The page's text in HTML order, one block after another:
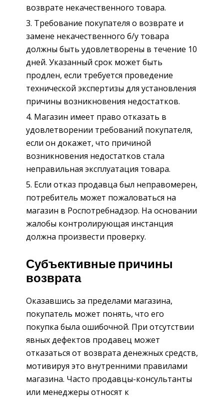
возврате некачественного товара.
Требование покупателя о возврате и
замене некачественного б/у товара
должны быть удовлетворены в течение 10
дней. Указанный срок может быть
продлен, если требуется проведение
технической экспертизы для установления
причины возникновения недостатков.
Магазин имеет право отказать в
удовлетворении требований покупателя,
если он докажет, что причиной
возникновения недостатков стала
неправильная эксплуатация товара.
Если отказ продавца был неправомерен,
потребитель может пожаловаться на
магазин в Роспотребнадзор. На основании
жалобы контролирующая инстанция
должна произвести проверку.
Субъективные причины
возврата
Оказавшись за пределами магазина,
покупатель может понять, что его
покупка была ошибочной. При отсутствии
явных дефектов продавец может
отказаться от возврата денежных средств,
мотивируя это внутренними правилами
магазина. Часто продавцы-консультанты
или менеджеры относят к